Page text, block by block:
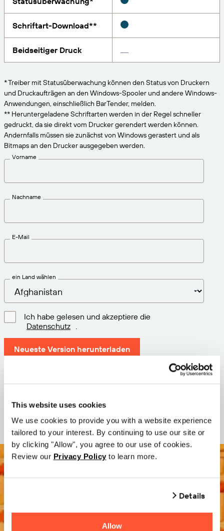
This website uses cookies
We use cookies to provide you with a website experience
tailored to your interest. By continuing to use our site or
by clicking "Allow", you agree to our use of cookies.
Review our Privacy Policy to learn more.
Details
Allow
PRODUKT
Preise
Technische Daten
Produktregistrierung
Print Connectors
Unterstützte Standards
Weitere Informationen
Lösungsübersicht
Über uns
Karriere
Reifegradmodell für Etikettierung und
Nachverfolgbarkeit
Geschäftsanforderungen entspricht.
Schriftart-Download**
Beidseitiger Druck
* Treiber mit Statusüberwachung können den Status von Druckern
und Druckaufträgen an den Windows-Spooler und andere Windows-
Anwendungen, einschließlich BarTender, melden.
** Heruntergeladene Schriftarten werden in der Regel schneller
gedruckt, da sie direkt vom Drucker gerendert werden können.
Andernfalls müssen sie zunächst von Windows gerastert und als
Bitmaps an den Drucker ausgegeben werden.
Vorname
Nachname
E-Mail
ein Land wählen
Ich habe gelesen und akzeptiere die
Datenschutz
Neueste Version herunterladen
Version: 12.3
Datum: 2026-05-05